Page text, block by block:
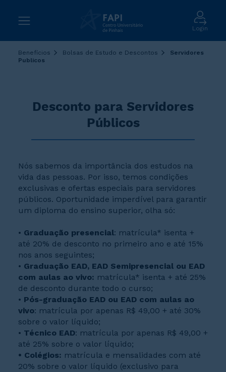
Login
Benefícios Bolsas de Estudo e Descontos
Servidores
Publicos
Desconto para Servidores
Públicos
Nós sabemos da importância dos estudos na
vida das pessoas. Por isso, temos condições
exclusivas e ofertas especiais para servidores
públicos. Oportunidade imperdível para garantir
um diploma do ensino superior, olha só:
• Graduação presencial: matrícula* isenta +
até 20% de desconto no primeiro ano e até 15%
nos anos seguintes;
• Graduação EAD, EAD Semipresencial ou EAD
com aulas ao vivo: matrícula* isenta + até 25%
de desconto durante todo o curso;
• Pós-graduação EAD ou EAD com aulas ao
vivo: matrícula por apenas R$ 49,00 + até 30%
sobre o valor líquido;
• Técnico EAD: matrícula por apenas R$ 49,00 +
até 25% sobre o valor líquido;
• Colégios: matrícula e mensalidades com até
20% sobre o valor líquido (exclusivo para